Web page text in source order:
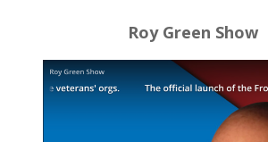
Roy Green Show